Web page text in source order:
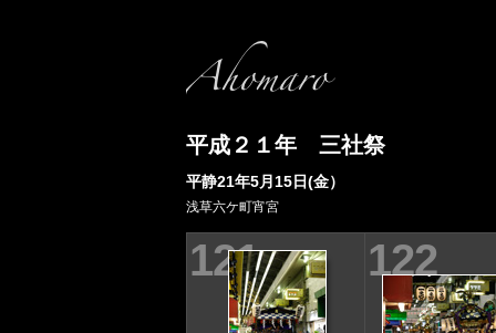
平成２１年 三社祭
平静21年5月15日(金）
浅草六ケ町宵宮
121 122